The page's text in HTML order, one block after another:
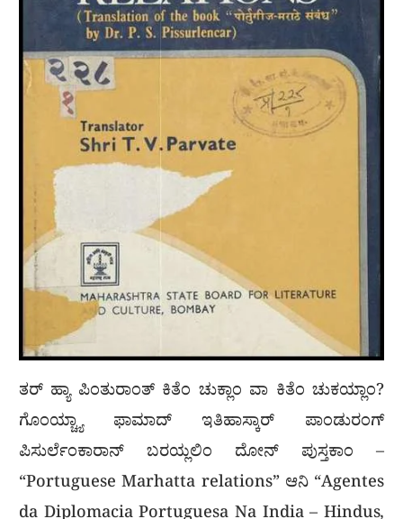
ತರ್ ಹ್ಯಾ ಪಿಂತುರಾಂತ್ ಕಿತೆಂ ಚುಕ್ಲಾಂ ವಾ ಕಿತೆಂ ಚುಕಯ್ಲಾಂ?
ಗೊಂಯ್ಚ್ಯಾ ಫಾಮಾದ್ ಇತಿಹಾಸ್ಕಾರ್ ಪಾಂಡುರಂಗ್
ಪಿಸುರ್ಲೆಂಕಾರಾನ್ ಬರಯ್ಲಲಿಂ ದೋನ್ ಪುಸ್ತಕಾಂ –
“Portuguese Marhatta relations” ಆನಿ “Agentes